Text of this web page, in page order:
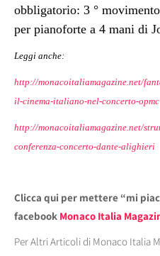
obbligatorio: 3 °
per pianoforte a 4 mani di
Leggi anche:
http://monacoitaliamagazine.net/
il-cinema-italiano-nel-concerto-opmc
http://monacoitaliamagazine.net/
conferenza-concerto-dante-alighieri
Clicca qui per mettere “mi
facebook Monaco Italia
Per Altri Articoli di Monaco Italia